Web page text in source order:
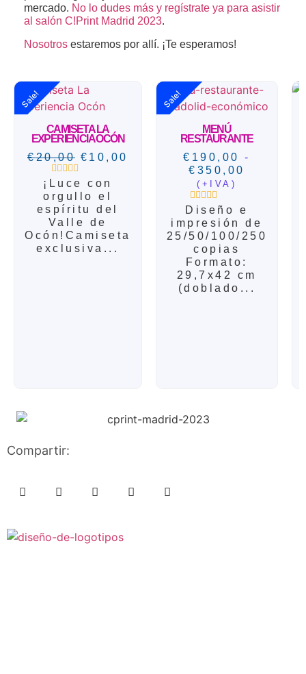
mercado. No lo dudes más y regístrate ya para asistir
al salón C!Print Madrid 2023.
Nosotros estaremos por allí. ¡Te esperamos!
Sale!
CAMISETA LA
EXPERIENCIA OCÓN
€20,00 € 10,00
Valorado
con
0
de
5
¡Luce con
orgullo el
espíritu del
Valle de
Ocón!Camiseta
exclusiva...
Sale!
MENÚ
RESTAURANTE
€ 190,00
-
€ 350,00
(+IVA)
Valorado
con
0
de
5
Diseño e
impresión de
25/50/100/250
copias
Formato:
29,7x42 cm
(doblado...
Compartir: